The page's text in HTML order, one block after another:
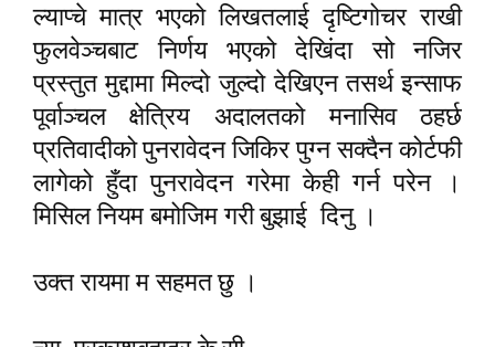
ल्याप्चे मात्र भएको लिखतलाई दृष्टिगोचर राखी
फुलवेञ्चबाट निर्णय भएको देखिंदा सो नजिर
प्रस्तुत मुद्दामा मिल्दो जुल्दो देखिएन तसर्थ इन्साफ
पूर्वाञ्चल क्षेत्रिय अदालतको मनासिव ठहर्छ
प्रतिवादीको पुनरावेदन जिकिर पुग्न सक्दैन कोर्टफी
लागेको हुँदा पुनरावेदन गरेमा केही गर्न परेन ।
मिसिल नियम बमोजिम गरी बुझाई दिनु ।
उक्त रायमा म सहमत छु ।